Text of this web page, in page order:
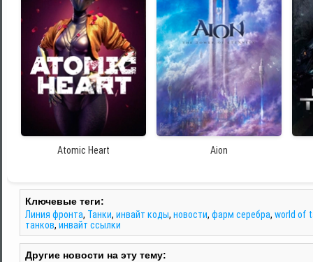
Atomic Heart Aion
Ключевые теги:
Линия фронта, Танки, инвайт коды, новости, фарм серебра, world of
танков, инвайт ссылки
Другие новости на эту тему: